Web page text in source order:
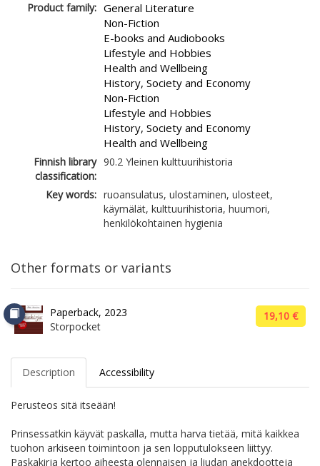
Product family: General Literature
Non-Fiction
E-books and Audiobooks
Lifestyle and Hobbies
Health and Wellbeing
History, Society and Economy
Non-Fiction
Lifestyle and Hobbies
History, Society and Economy
Health and Wellbeing
Finnish library
classification:
90.2 Yleinen kulttuurihistoria
Key words: ruoansulatus, ulostaminen, ulosteet,
käymälät, kulttuurihistoria, huumori,
henkilökohtainen hygienia
Other formats or variants
Paperback, 2023
Storpocket
19,10 €
Description Accessibility
Perusteos sitä itseään!
Prinsessatkin käyvät paskalla, mutta harva tietää, mitä kaikkea
tuohon arkiseen toimintoon ja sen lopputulokseen liittyy.
Paskakirja kertoo aiheesta olennaisen ja liudan anekdootteja